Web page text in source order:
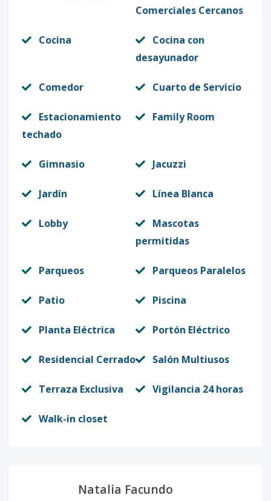
Comerciales Cercanos
Cocina
Cocina con
desayunador
Comedor Cuarto de Servicio
Estacionamiento
techado
Family Room
Gimnasio Jacuzzi
Jardín Línea Blanca
Lobby
Mascotas
permitidas
Parqueos Parqueos Paralelos
Patio Piscina
Planta Eléctrica Portón Eléctrico
Residencial Cerrado Salón Multiusos
Terraza Exclusiva Vigilancia 24 horas
Walk-in closet
Natalia Facundo